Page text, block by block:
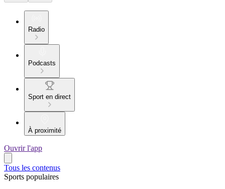
Radio
Podcasts
Sport en direct
À proximité
Ouvrir l'app
Tous les contenus
Sports populaires